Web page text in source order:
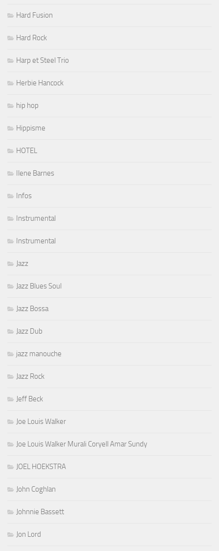
Hard Fusion
Hard Rock
Harp et Steel Trio
Herbie Hancock
hip hop
Hippisme
HOTEL
Ilene Barnes
Infos
Instrumental
Instrumental
Jazz
Jazz Blues Soul
Jazz Bossa
Jazz Dub
jazz manouche
Jazz Rock
Jeff Beck
Joe Louis Walker
Joe Louis Walker Murali Coryell Amar Sundy
JOEL HOEKSTRA
John Coghlan
Johnnie Bassett
Jon Lord